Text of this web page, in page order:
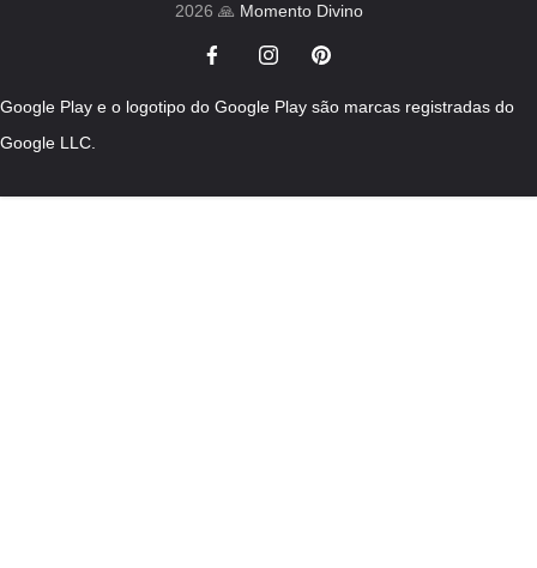
2026 🙏 Momento Divino
Google Play e o logotipo do Google Play são marcas registradas do
Google LLC.